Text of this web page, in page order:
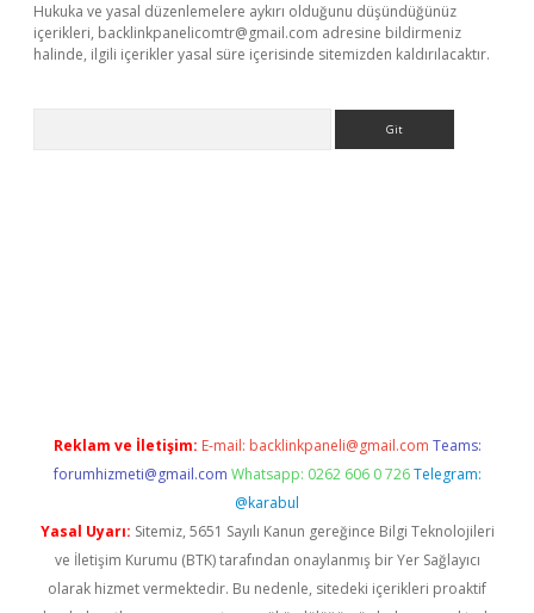
Hukuka ve yasal düzenlemelere aykırı olduğunu düşündüğünüz
içerikleri, backlinkpanelicomtr@gmail.com adresine bildirmeniz
halinde, ilgili içerikler yasal süre içerisinde sitemizden kaldırılacaktır.
Reklam ve İletişim: E-mail: backlinkpaneli@gmail.com Teams:
forumhizmeti@gmail.com Whatsapp: 0262 606 0 726 Telegram:
@karabul
Yasal Uyarı: Sitemiz, 5651 Sayılı Kanun gereğince Bilgi Teknolojileri
ve İletişim Kurumu (BTK) tarafından onaylanmış bir Yer Sağlayıcı
olarak hizmet vermektedir. Bu nedenle, sitedeki içerikleri proaktif